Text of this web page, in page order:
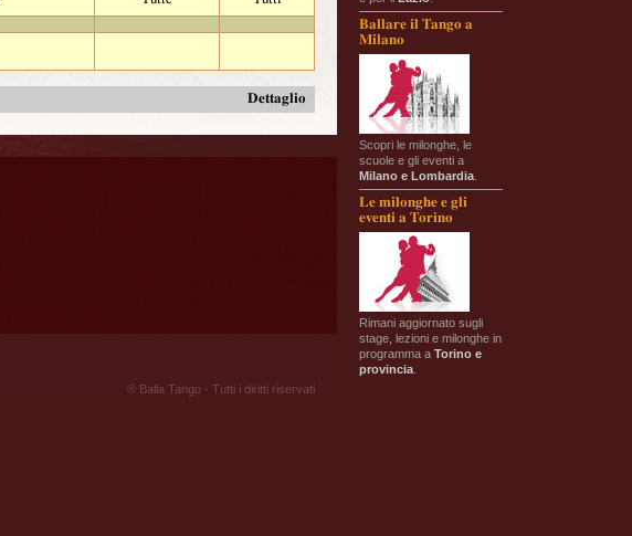
Ballare il Tango a
Milano
Scopri le milonghe, le
scuole e gli eventi a
Milano e Lombardia
Le milonghe e gli
eventi a Torino
Rimani aggiornato sugli
stage, lezioni e milonghe in
programma a Torino e
provincia
Dettaglio
® Balla Tango - Tutti i diritti riservati